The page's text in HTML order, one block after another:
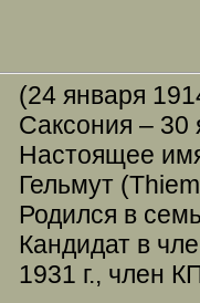
(24 января
Саксония – 30
Настоящее
Гельмут
Родился в
Кандидат в
1931 г., член